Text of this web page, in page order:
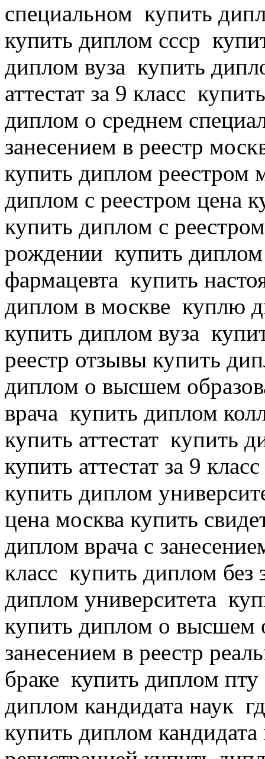
специальном купить
купить диплом ссср
диплом вуза купить
аттестат за 9 класс
диплом о среднем
занесением в реестр
купить диплом реестром
диплом с реестром цена
купить диплом с
рождении купить
фармацевта купить
диплом в москве куплю
купить диплом вуза
реестр отзывы купить
диплом о высшем
врача купить диплом
купить аттестат купить
купить аттестат за 9 класс
купить диплом
цена москва купить
диплом врача с
класс купить диплом без
диплом университета
купить диплом о высшем
занесением в реестр
браке купить диплом пту
диплом кандидата наук
купить диплом